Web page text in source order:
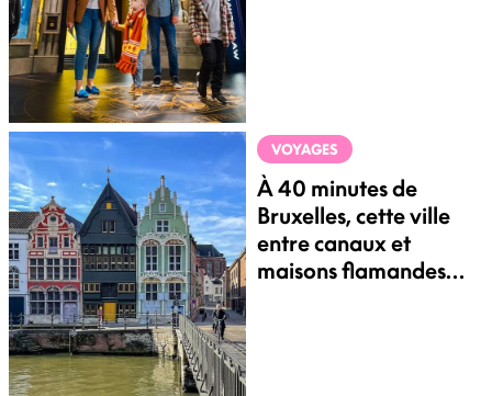
VOYAGES
À 40 minutes de
Bruxelles, cette ville
entre canaux et
maisons flamandes